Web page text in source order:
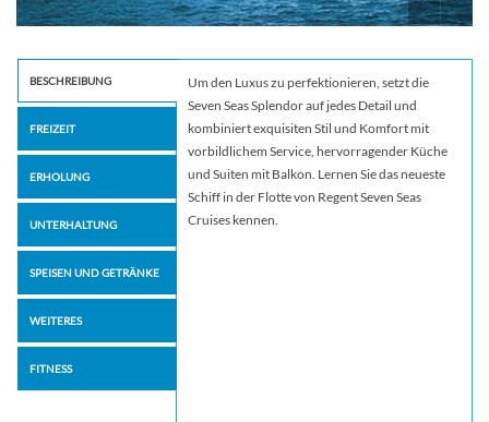
BESCHREIBUNG
FREIZEIT
ERHOLUNG
UNTERHALTUNG
SPEISEN UND GETRÄNKE
WEITERES
FITNESS
Um den Luxus zu perfektionieren, setzt die
Seven Seas Splendor auf jedes Detail und
kombiniert exquisiten Stil und Komfort mit
vorbildlichem Service, hervorragender Küche
und Suiten mit Balkon. Lernen Sie das neueste
Schiff in der Flotte von Regent Seven Seas
Cruises kennen.